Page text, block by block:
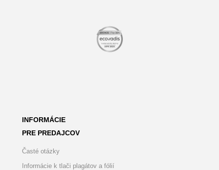
INFORMÁCIE
PRE PREDAJCOV
Časté otázky
Informácie k tlači plagátov a fólií